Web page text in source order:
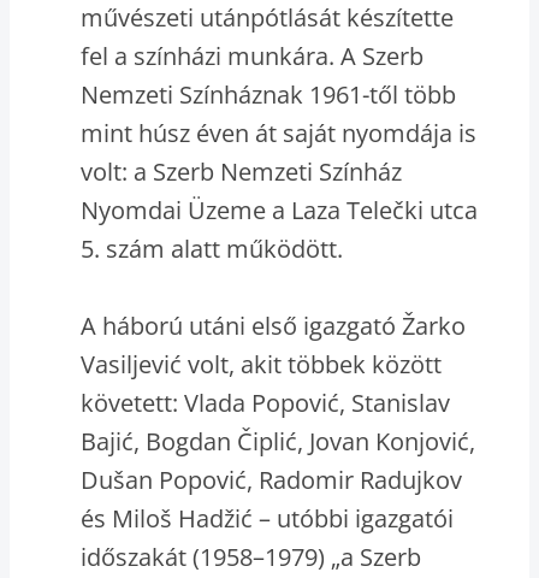
művészeti utánpótlását készítette
fel a színházi munkára. A Szerb
Nemzeti Színháznak 1961-től több
mint húsz éven át saját nyomdája is
volt: a Szerb Nemzeti Színház
Nyomdai Üzeme a Laza Telečki utca
5. szám alatt működött.
A háború utáni első igazgató Žarko
Vasiljević volt, akit többek között
követett: Vlada Popović, Stanislav
Bajić, Bogdan Čiplić, Jovan Konjović,
Dušan Popović, Radomir Radujkov
és Miloš Hadžić – utóbbi igazgatói
időszakát (1958–1979) „a Szerb